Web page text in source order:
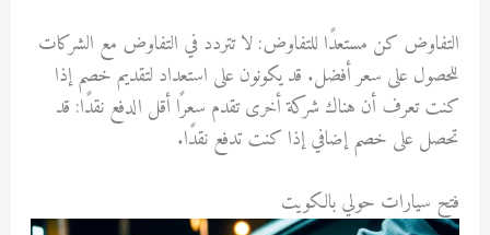
التفاوض كن مستعدًا للتفاوض: لا تتردد في التفاوض مع الشركات
للحصول على سعر أفضل. قد يكونون على استعداد لتقديم خصم إذا
كنت تعرف أن هناك شركة أخرى تقدم سعرًا أقل الدفع نقدًا: قد
تحصل على خصم إضافي إذا كنت تدفع نقدًا.
فتح سيارات حولي بالكويت